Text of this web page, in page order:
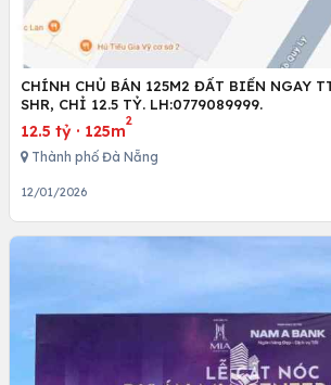
CHÍNH CHỦ BÁN 125M2 ĐẤT BIỂN NGAY
SHR, CHỈ 12.5 TỶ. LH:0779089999.
12.5 tỷ · 125m
2
Thành phố Đà Nẵng
12/01/2026